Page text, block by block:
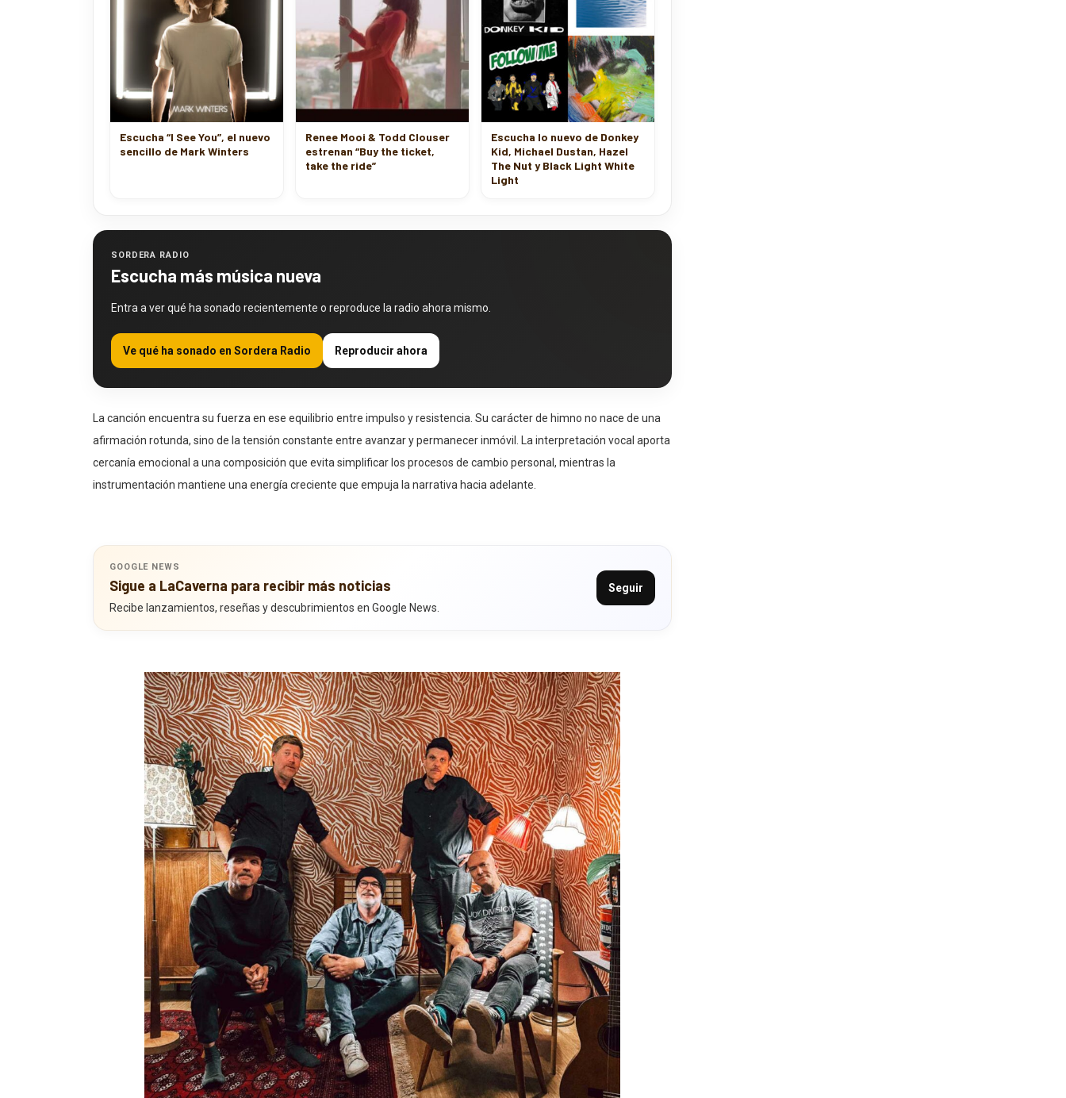
Escucha “I See You”, el nuevo
sencillo de Mark Winters
Renee Mooi & Todd Clouser
estrenan “Buy the ticket,
take the ride”
Escucha lo nuevo de Donkey
Kid, Michael Dustan, Hazel
The Nut y Black Light White
Light
SORDERA RADIO
Escucha más música nueva
Entra a ver qué ha sonado recientemente o reproduce la radio ahora mismo.
Ve qué ha sonado en Sordera Radio Reproducir ahora
La canción encuentra su fuerza en ese equilibrio entre impulso y resistencia. Su carácter de himno no nace de una
afirmación rotunda, sino de la tensión constante entre avanzar y permanecer inmóvil. La interpretación vocal aporta
cercanía emocional a una composición que evita simplificar los procesos de cambio personal, mientras la
instrumentación mantiene una energía creciente que empuja la narrativa hacia adelante.
GOOGLE NEWS
Sigue a LaCaverna para recibir más noticias
Recibe lanzamientos, reseñas y descubrimientos en Google News.
Seguir